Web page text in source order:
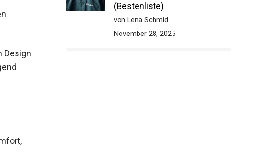
Design
(Bestenliste)
von Lena Schmid
November 28, 2025